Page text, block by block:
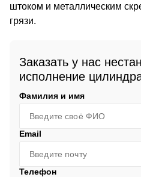
штоком и металлическим
грязи.
Заказать у нас
исполнение
Фамилия и имя
Email
Телефон